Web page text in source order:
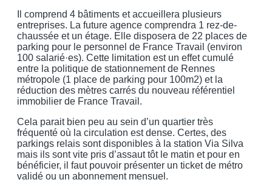
Il comprend 4 bâtiments et accueillera plusieurs
entreprises. La future agence comprendra 1 rez-de-
chaussée et un étage. Elle disposera de 22 places de
parking pour le personnel de France Travail (environ
100 salarié·es). Cette limitation est un effet cumulé
entre la politique de stationnement de Rennes
métropole (1 place de parking pour 100m2) et la
réduction des mètres carrés du nouveau référentiel
immobilier de France Travail.
Cela parait bien peu au sein d’un quartier très
fréquenté où la circulation est dense. Certes, des
parkings relais sont disponibles à la station Via Silva
mais ils sont vite pris d’assaut tôt le matin et pour en
bénéficier, il faut pouvoir présenter un ticket de métro
validé ou un abonnement mensuel.